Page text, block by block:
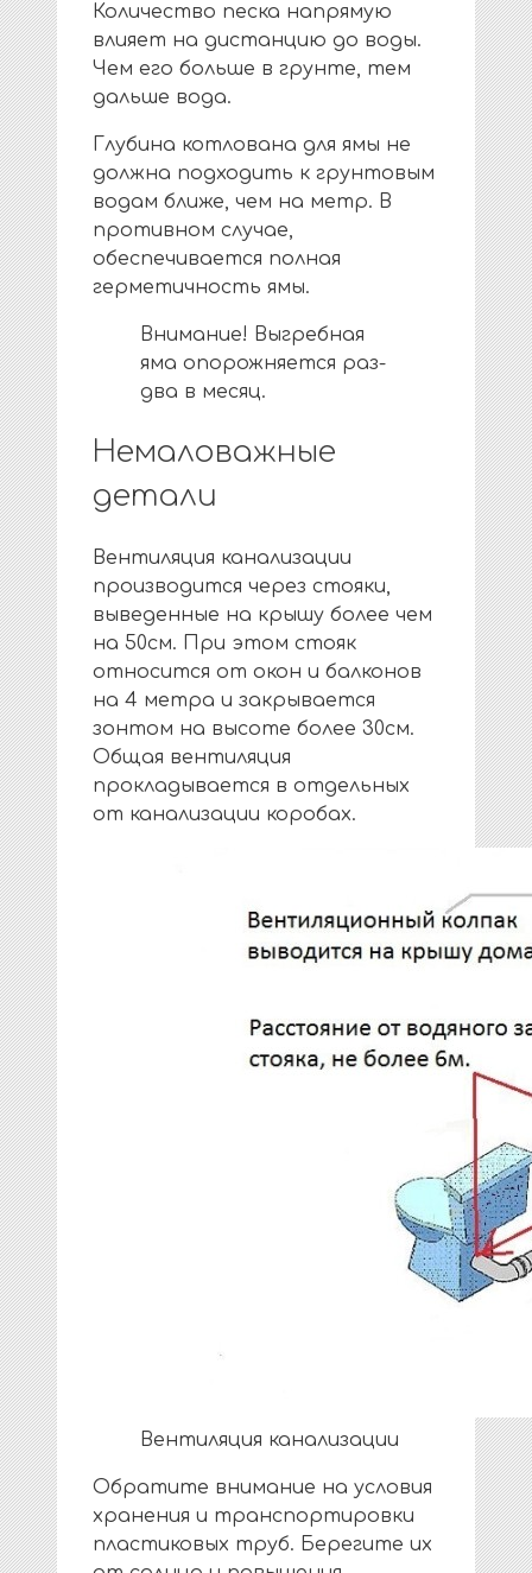
Количество песка напрямую
влияет на дистанцию до воды.
Чем его больше в грунте, тем
дальше вода.
Глубина котлована для ямы не
должна подходить к грунтовым
водам ближе, чем на метр. В
противном случае,
обеспечивается полная
герметичность ямы.
Внимание! Выгребная
яма опорожняется раз-
два в месяц.
Немаловажные
детали
Вентиляция канализации
производится через стояки,
выведенные на крышу более чем
на 50см. При этом стояк
относится от окон и балконов
на 4 метра и закрывается
зонтом на высоте более 30см.
Общая вентиляция
прокладывается в отдельных
от канализации коробах.
Вентиляция канализации
Обратите внимание на условия
хранения и транспортировки
пластиковых труб. Берегите их